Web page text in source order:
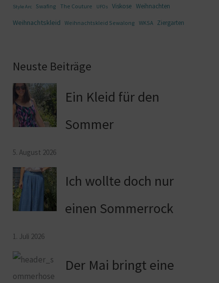
Style Arc Swafing The Couture UFOs Viskose Weihnachten
Weihnachtskleid Weihnachtskleid Sewalong WKSA Ziergarten
Neuste Beiträge
Ein Kleid für den
Sommer
5. August 2026
Ich wollte doch nur
einen Sommerrock
1. Juli 2026
Der Mai bringt eine